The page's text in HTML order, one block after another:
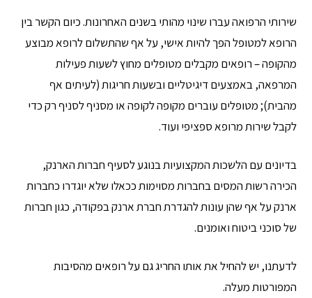
שירותי הרפואה עברו שינוי מהותי בשנים האחרונות. כיום הקשר בין
הרופא למטופל הפך להיות אישי, על אף שהתשלום לרופא מבוצע
מהקופה – רופאים מקבלים מטופלים מחוץ לשעות פעילות
המרפאה, באמצעים דיגיטליים ובשעות חריגות (לעיתים אף
מהבית); מטופלים עוברים מקופה לקופה או מסניף לסניף רק כדי
לקבל שירות מרופא ספציפי ועוד.
בדיונים עם הלשכות המקצועיות בנוגע לסעיף חברות הארנק,
הכירה רשות המסים בחברות מסוימות ככאלו שלא יוגדרו כחברות
ארנק על אף שהן עונות להגדרת חברת ארנק בפקודה, כגון חברות
של סוכני ביטוח ואומנים.
לדעתנו, יש להחיל את אותו החריג גם על רופאים מהסיבות
המפורטות מעלה.